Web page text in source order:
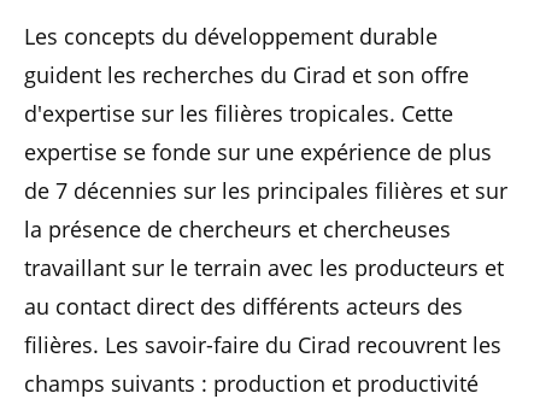
Les concepts du développement durable
guident les recherches du Cirad et son offre
d'expertise sur les filières tropicales. Cette
expertise se fonde sur une expérience de plus
de 7 décennies sur les principales filières et sur
la présence de chercheurs et chercheuses
travaillant sur le terrain avec les producteurs et
au contact direct des différents acteurs des
filières. Les savoir-faire du Cirad recouvrent les
champs suivants : production et productivité